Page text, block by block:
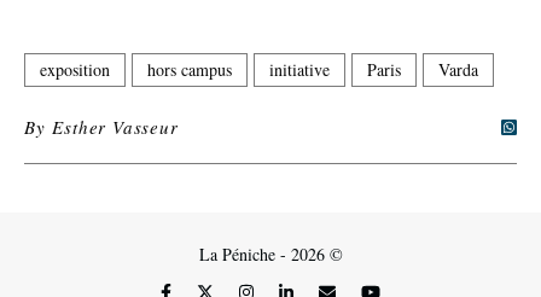
exposition hors campus initiative Paris Varda
ByEsther Vasseur
La Péniche - 2026 ©